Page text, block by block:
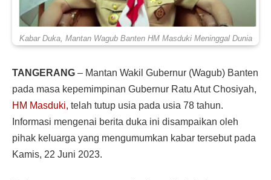
Kabar Duka, Mantan Wagub Banten HM Masduki Meninggal Dunia
TANGERANG – Mantan Wakil Gubernur (Wagub) Banten
pada masa kepemimpinan Gubernur Ratu Atut Chosiyah,
HM Masduki, telah tutup usia pada usia 78 tahun.
Informasi mengenai berita duka ini disampaikan oleh
pihak keluarga yang mengumumkan kabar tersebut pada
Kamis, 22 Juni 2023.